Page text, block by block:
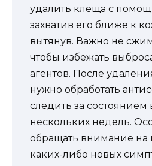
удалить клеща с
захватив его ближе к
вытянув. Важно не
чтобы избежать
агентов. После
нужно обработать
следить за состоянием
нескольких недель.
обращать внимание на
каких-либо новых